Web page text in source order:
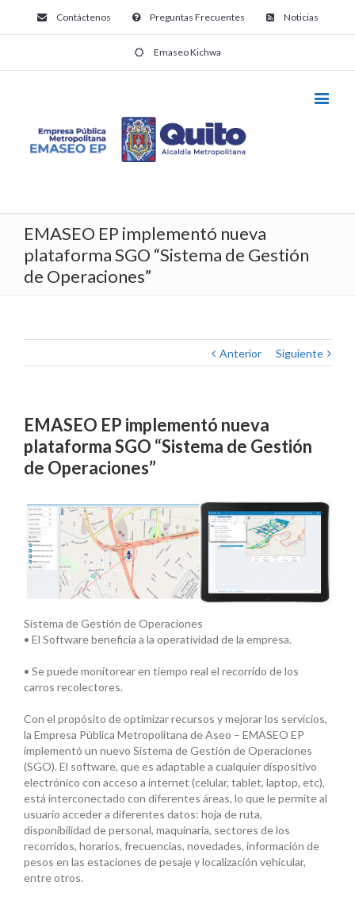
Contáctenos Preguntas Frecuentes Noticias
Emaseo Kichwa
EMASEO EP implementó nueva
plataforma SGO “Sistema de Gestión
de Operaciones”
Anterior Siguiente
EMASEO EP implementó nueva
plataforma SGO “Sistema de Gestión
de Operaciones”
Sistema de Gestión de Operaciones
• El Software beneficia a la operatividad de la empresa.
• Se puede monitorear en tiempo real el recorrido de los
carros recolectores.
Con el propósito de optimizar recursos y mejorar los servicios,
la Empresa Pública Metropolitana de Aseo – EMASEO EP
implementó un nuevo Sistema de Gestión de Operaciones
(SGO). El software, que es adaptable a cualquier dispositivo
electrónico con acceso a internet (celular, tablet, laptop, etc),
está interconectado con diferentes áreas, lo que le permite al
usuario acceder a diferentes datos: hoja de ruta,
disponibilidad de personal, maquinaria, sectores de los
recorridos, horarios, frecuencias, novedades, información de
pesos en las estaciones de pesaje y localización vehicular,
entre otros.